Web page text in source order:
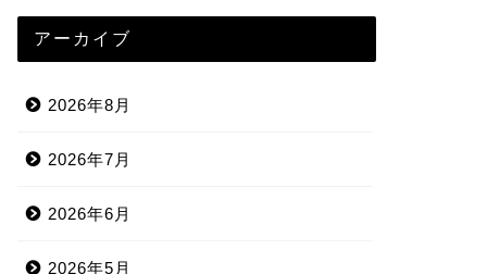
アーカイブ
2026年8月
2026年7月
2026年6月
2026年5月